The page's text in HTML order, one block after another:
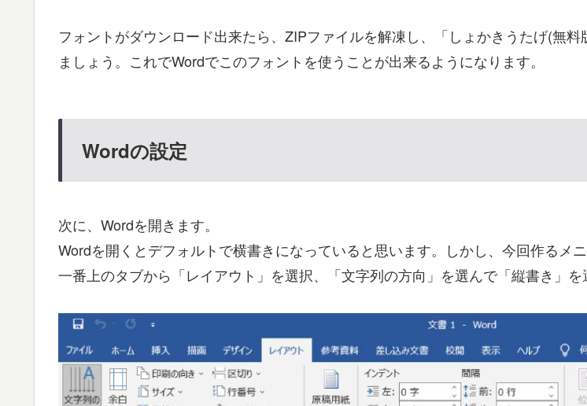
フォントがダウンロード出来たら、ZIPファイルを解凍し、「しょかきうたげ(無
ましょう。これでWordでこのフォントを使うことが出来るようになります。
Wordの設定
次に、Wordを開きます。
Wordを開くとデフォルトで横書きになっていると思います。しかし、今回作るメ
一番上のタブから「レイアウト」を選択、「文字列の方向」を選んで「縦書き」を